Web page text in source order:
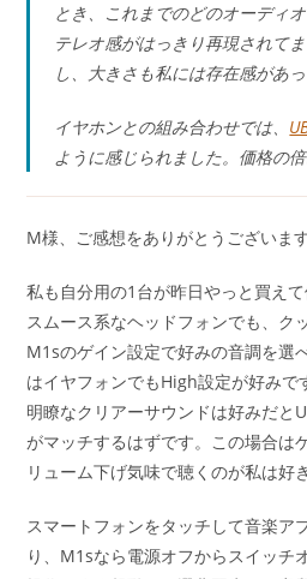
とき、これまでのどのオーディ
テレオ感がはっきり再現されて
し、大きさも私には存在感があ
イヤホンとの組み合わせでは、
ように感じられました。価格の
M様、ご感想をありがとうございます
私も自分用の1台が昨日やっと買えて
スムース系なヘッドフォンでも、ク
M1sのゲイン設定で好みの音調を選
はイヤフォンでもHigh設定が好みで
明瞭なクリアーサウンドは好みだと
がマッチするはずです。この場合は
リューム下げ気味で聴くのが私は好
スマートフォンをタッチして音楽ア
り、M1sなら電源オフからスイッチ